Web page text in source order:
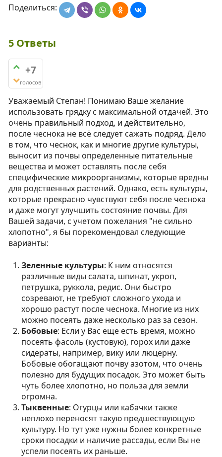
Поделиться:
5 Ответы
+7
голосов
Уважаемый Степан! Понимаю Ваше желание
использовать грядку с максимальной отдачей. Это
очень правильный подход, и действительно,
после чеснока не всё следует сажать подряд. Дело
в том, что чеснок, как и многие другие культуры,
выносит из почвы определенные питательные
вещества и может оставлять после себя
специфические микроорганизмы, которые вредны
для родственных растений. Однако, есть культуры,
которые прекрасно чувствуют себя после чеснока
и даже могут улучшить состояние почвы. Для
Вашей задачи, с учетом пожелания "не сильно
хлопотно", я бы порекомендовал следующие
варианты:
Зеленные культуры: К ним относятся
различные виды салата, шпинат, укроп,
петрушка, руккола, редис. Они быстро
созревают, не требуют сложного ухода и
хорошо растут после чеснока. Многие из них
можно посеять даже несколько раз за сезон.
Бобовые: Если у Вас еще есть время, можно
посеять фасоль (кустовую), горох или даже
сидераты, например, вику или люцерну.
Бобовые обогащают почву азотом, что очень
полезно для будущих посадок. Это может быть
чуть более хлопотно, но польза для земли
огромна.
Тыквенные: Огурцы или кабачки также
неплохо переносят такую предшествующую
культуру. Но тут уже нужны более конкретные
сроки посадки и наличие рассады, если Вы не
успели посеять их раньше.